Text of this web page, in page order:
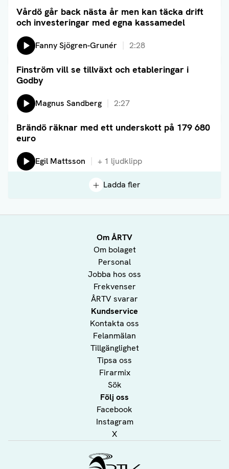
Vårdö går back nästa år men kan täcka drift
och investeringar med egna kassamedel
Läs artikel
Lyssna på:
Fanny Sjögren-Grunér 2:28
Finström vill se tillväxt och etableringar i
Godby
Läs artikel
Lyssna på:
Magnus Sandberg 2:27
Brändö räknar med ett underskott på 179 680
euro
Läs artikel
Lyssna på:
Egil Mattsson + 1 ljudklipp
Ladda fler
Om ÅRTV
Om bolaget
Personal
Jobba hos oss
Frekvenser
ÅRTV svarar
Kundservice
Kontakta oss
Felanmälan
Tillgänglighet
Tipsa oss
Firarmix
Sök
Följ oss
Facebook
Instagram
X